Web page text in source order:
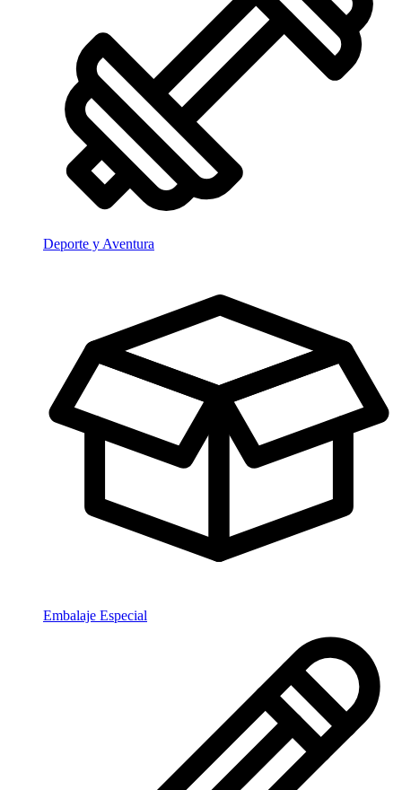
Deporte y Aventura
Embalaje Especial